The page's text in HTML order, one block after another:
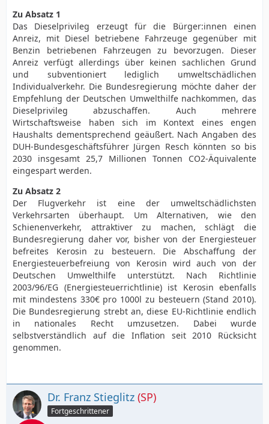
Zu Absatz 1
Das Dieselprivileg erzeugt für die Bürger:innen einen
Anreiz, mit Diesel betriebene Fahrzeuge gegenüber mit
Benzin betriebenen Fahrzeugen zu bevorzugen. Dieser
Anreiz verfügt allerdings über keinen sachlichen Grund
und subventioniert lediglich umweltschädlichen
Individualverkehr. Die Bundesregierung möchte daher der
Empfehlung der Deutschen Umwelthilfe nachkommen, das
Dieselprivileg abzuschaffen. Auch mehrere
Wirtschaftsweise haben sich im Kontext eines engen
Haushalts dementsprechend geäußert. Nach Angaben des
DUH-Bundesgeschäftsführer Jürgen Resch könnten so bis
2030 insgesamt 25,7 Millionen Tonnen CO2-Äquivalente
eingespart werden.
Zu Absatz 2
Der Flugverkehr ist eine der umweltschädlichsten
Verkehrsarten überhaupt. Um Alternativen, wie den
Schienenverkehr, attraktiver zu machen, schlägt die
Bundesregierung daher vor, bisher von der Energiesteuer
befreites Kerosin zu besteuern. Die Abschaffung der
Energiesteuerbefreiung von Kerosin wird auch von der
Deutschen Umwelthilfe unterstützt. Nach Richtlinie
2003/96/EG (Energiesteuerrichtlinie) ist Kerosin ebenfalls
mit mindestens 330€ pro 1000l zu besteuern (Stand 2010).
Die Bundesregierung strebt an, diese EU-Richtlinie endlich
in nationales Recht umzusetzen. Dabei wurde
selbstverständlich auf die Inflation seit 2010 Rücksicht
genommen.
Dr. Franz Stieglitz (SP)
Fortgeschrittener